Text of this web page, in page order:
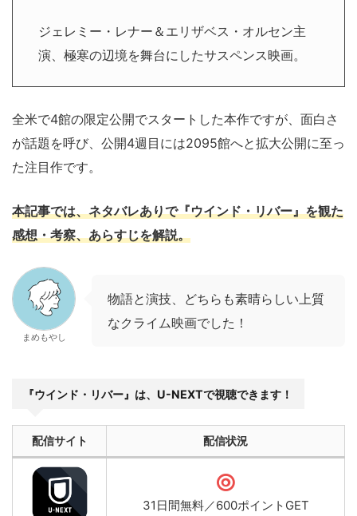
ジェレミー・レナー＆エリザベス・オルセン主
演、極寒の辺境を舞台にしたサスペンス映画。
全米で4館の限定公開でスタートした本作ですが、面白さ
が話題を呼び、公開4週目には2095館へと拡大公開に至っ
た注目作です。
本記事では、ネタバレありで『ウインド・リバー』を観た
感想・考察、あらすじを解説。
まめもやし
物語と演技、どちらも素晴らしい上質
なクライム映画でした！
『ウインド・リバー』は、U-NEXTで視聴できます！
配信サイト 配信状況
31日間無料／600ポイントGET